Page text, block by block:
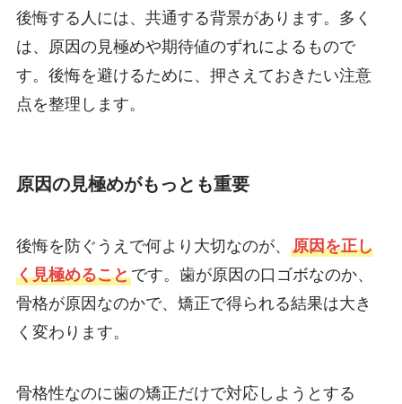
後悔する人には、共通する背景があります。多く
は、原因の見極めや期待値のずれによるもので
す。後悔を避けるために、押さえておきたい注意
点を整理します。
原因の見極めがもっとも重要
後悔を防ぐうえで何より大切なのが、 原因を正し
く見極めることです。歯が原因の口ゴボなのか、
骨格が原因なのかで、矯正で得られる結果は大き
く変わります。
骨格性なのに歯の矯正だけで対応しようとする